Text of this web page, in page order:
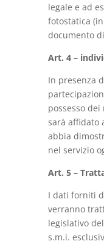
legale e ad
fotostatica
documento
Art. 4 –
In presenza
possesso
sarà affidato
abbia
nel servizio
Art. 5 –
I dati forniti
verranno
legislativo
s.m.i.